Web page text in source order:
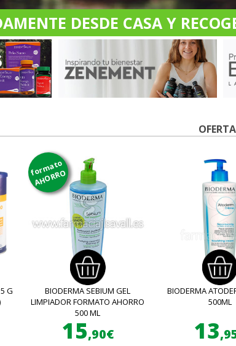
DESDE CASA Y
G
formato
AHORRO
BIODERMA SEBIUM GEL
LIMPIADOR FORMATO AHORRO
500 ML
15,90€
BIODERMA
500ML
13